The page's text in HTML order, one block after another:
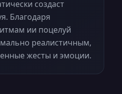
создаст
Благодаря
ии поцелуй
реалистичным,
жесты и эмоции.